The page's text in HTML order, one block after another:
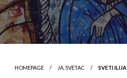
HOMEPAGE JA, SVETAC SVETI ILIJA